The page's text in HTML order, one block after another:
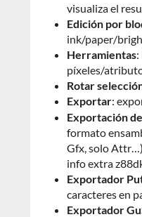
visualiza el
Edición por
ink/paper/
Herramientas
píxeles/
Rotar
Exportar:
Exportación
formato
Gfx, solo
info extra
Exportador
caracteres en
Exportador